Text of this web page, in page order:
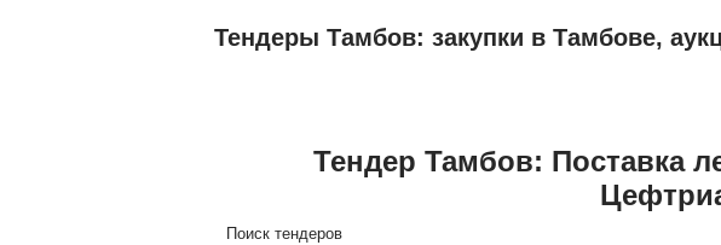
Тендеры Тамбов: закупки в Тамбове,
Тендер Тамбов: Поставка
Поиск тендеров